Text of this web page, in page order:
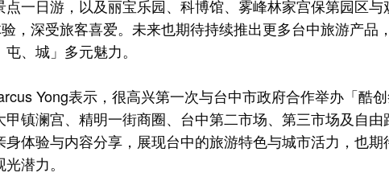
一日游，以及丽宝乐园、科博馆、雾峰林家宫保第园区与
，深受旅客喜爱。未来也期待持续推出更多台中旅游产品
、城」多元魅力。
Yong表示，很高兴第一次与台中市政府合作举办「酷
镇澜宫、精明一街商圈、台中第二市场、第三市场及自由
体验与内容分享，展现台中的旅游特色与城市活力，也期
潜力。